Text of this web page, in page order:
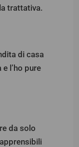
trattativa.
di casa
l’ho pure
da solo